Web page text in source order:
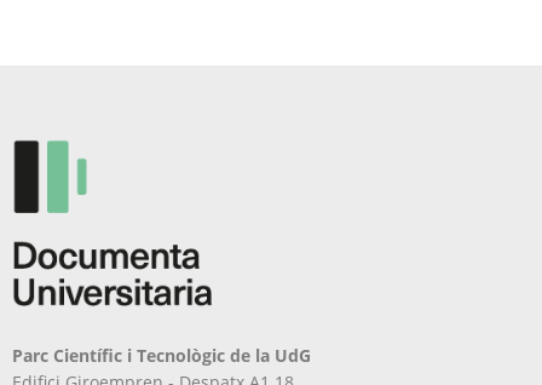
Parc Científic i Tecnològic de la UdG